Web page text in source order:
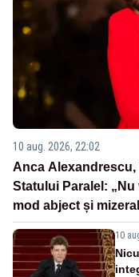
10 aug. 2026, 22:02
Anca
Statului Paralel:
mod abject și
10